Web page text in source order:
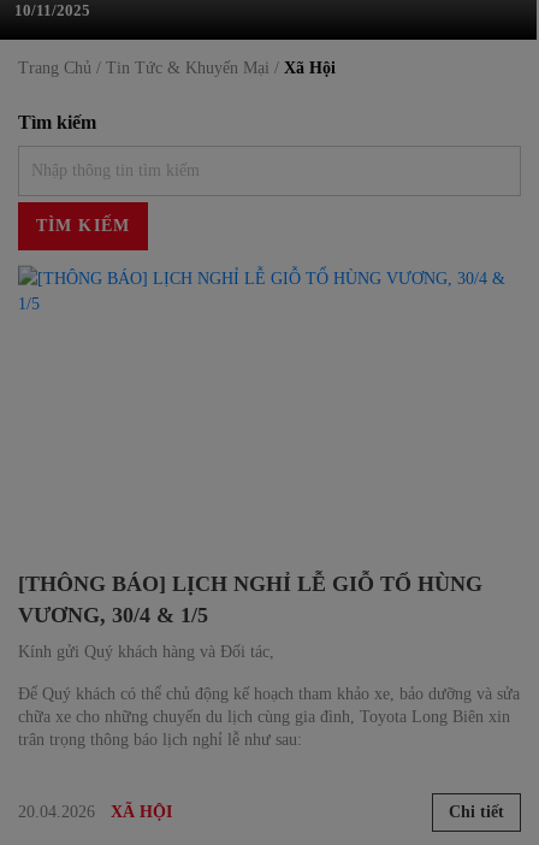
10/11/2025
Trang Chủ / Tin Tức & Khuyến Mại / Xã Hội
Tìm kiếm
TÌM KIẾM
[THÔNG BÁO] LỊCH NGHỈ LỄ GIỖ TỔ HÙNG
VƯƠNG, 30/4 & 1/5
Kính gửi Quý khách hàng và Đối tác,
Để Quý khách có thể chủ động kế hoạch tham khảo xe, bảo dưỡng và sửa
chữa xe cho những chuyến du lịch cùng gia đình, Toyota Long Biên xin
trân trọng thông báo lịch nghỉ lễ như sau:
20.04.2026 XÃ HỘI Chi tiết